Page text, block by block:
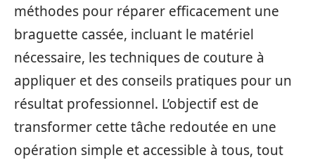
méthodes pour réparer efficacement une
braguette cassée, incluant le matériel
nécessaire, les techniques de couture à
appliquer et des conseils pratiques pour un
résultat professionnel. L’objectif est de
transformer cette tâche redoutée en une
opération simple et accessible à tous, tout